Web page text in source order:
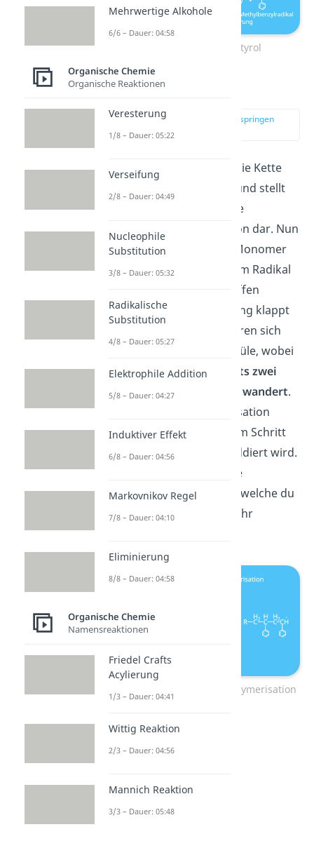
Selbstinitiation von Styrol
Propagation
zur Stelle im Video springen
(02:01)
In derPropagation
wird die Kette
immer weiter verlängert und stellt
damit also die tatsächliche
radikalische Polymerisation dar. Nun
kann das nächste Styrol-Monomer
an der Doppelbindung vom Radikal
aus der Initiation angegriffen
werden. Die Doppelbindung klappt
zum Radikal um. So addieren sich
immer mehr Styrol-Moleküle, wobei
dasreaktive Zentrum stets zwei
Kohlenstoffatome weiter wandert.
Die radikalische Polymerisation
zeichnet aus, dass in jedem Schritt
ein Monomer zur Kette addiert wird.
Allerdings gibt es auch die
Kettenübertragung, über welche du
im nächsten Abschnitt mehr
Propagation radikalische Polymerisation
Mehrwertige Alkohole
6/6 – Dauer: 04:58
Organische Chemie
Organische Reaktionen
Veresterung
1/8 – Dauer: 05:22
Verseifung
2/8 – Dauer: 04:49
Nucleophile
Substitution
3/8 – Dauer: 05:32
Radikalische
Substitution
4/8 – Dauer: 05:27
Elektrophile Addition
5/8 – Dauer: 04:27
Induktiver Effekt
6/8 – Dauer: 04:56
Markovnikov Regel
7/8 – Dauer: 04:10
Eliminierung
8/8 – Dauer: 04:58
Organische Chemie
Namensreaktionen
Friedel Crafts
Acylierung
1/3 – Dauer: 04:41
Wittig Reaktion
2/3 – Dauer: 04:56
Mannich Reaktion
3/3 – Dauer: 05:48